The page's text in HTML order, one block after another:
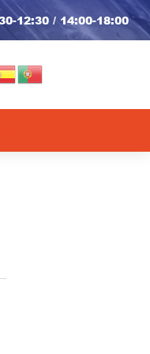
12:30 / 14:00-18:00